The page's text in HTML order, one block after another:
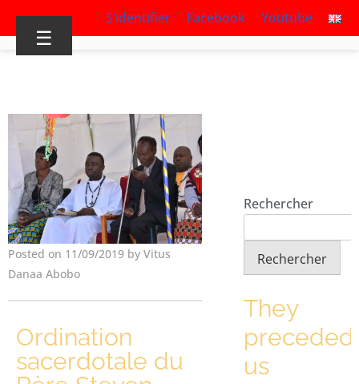
S’identifier Facebook Youtube
☰
Posted on 11/09/2019 by Vitus
Danaa Abobo
Ordination
sacerdotale du
Rechercher
Rechercher
They
preceded
us